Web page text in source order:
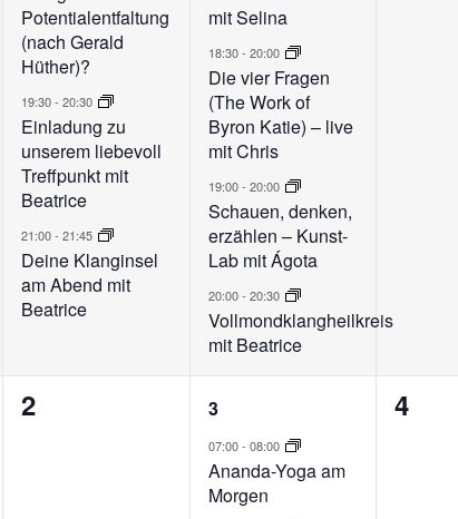
Potentialentfaltung
(nach Gerald
Hüther)?
19:30- 20:30
Einladung zu
unserem liebevoll
Treffpunkt mit
Beatrice
21:00- 21:45
Deine Klanginsel
am Abend mit
Beatrice
mit Selina
18:30- 20:00
Die vier Fragen
(The Work of
Byron Katie) – live
mit Chris
19:00- 20:00
Schauen, denken,
erzählen – Kunst-
Lab mit Ágota
20:00- 20:30
Vollmondklangheilkreis
mit Beatrice
0
Veranstaltungen,
2
2
Veranstaltungen,
3
07:00- 08:00
Ananda-Yoga am
Morgen
0
4